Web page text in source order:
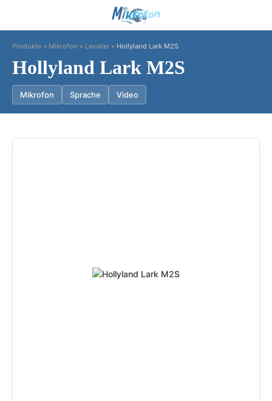
Produkte » Mikrofon » Lavalier » Hollyland Lark M2S
Hollyland Lark M2S
Mikrofon Sprache Video